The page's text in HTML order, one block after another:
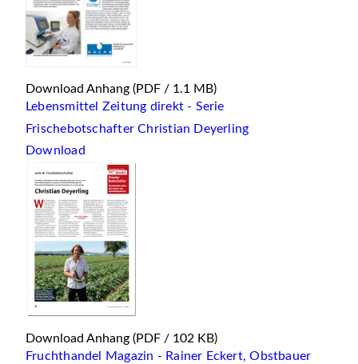
Download Anhang (PDF / 1.1 MB)
Lebensmittel Zeitung direkt - Serie
Frischebotschafter Christian Deyerling
Download
Download Anhang (PDF / 102 KB)
Fruchthandel Magazin - Rainer Eckert, Obstbauer